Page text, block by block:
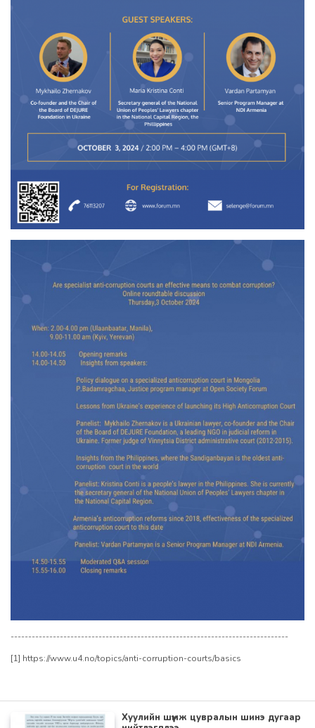
-------------------------------------------------------------------------------
[1] https://www.u4.no/topics/anti-corruption-courts/basics
Хуулийн шүүмж цувралын шинэ дугаар